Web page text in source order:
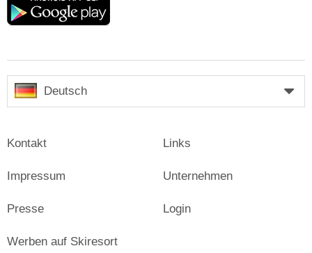
Deutsch
Kontakt
Impressum
Presse
Links
Unternehmen
Login
Werben auf Skiresort